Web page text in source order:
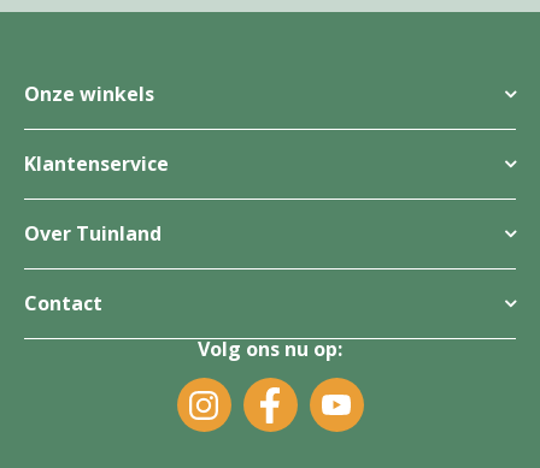
Onze winkels
Klantenservice
Over Tuinland
Contact
Volg ons nu op: